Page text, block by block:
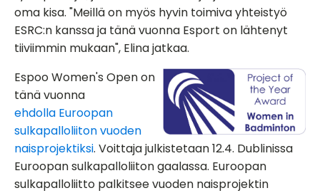
oma kisa. "Meillä on myös hyvin toimiva yhteistyö
ESRC:n kanssa ja tänä vuonna Esport on lähtenyt
tiiviimmin mukaan", Elina jatkaa.
Espoo Women's Open on
tänä vuonna
ehdolla Euroopan
sulkapalloliiton vuoden
naisprojektiksi. Voittaja julkistetaan 12.4. Dublinissa
Euroopan sulkapalloliiton gaalassa. Euroopan
sulkapalloliitto palkitsee vuoden naisprojektin